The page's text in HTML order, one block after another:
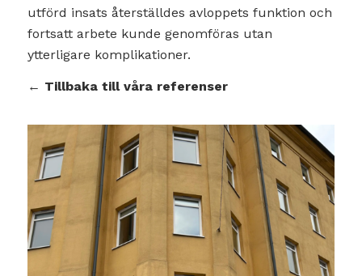
utförd insats återställdes avloppets funktion och
fortsatt arbete kunde genomföras utan
ytterligare komplikationer.
← Tillbaka till våra referenser